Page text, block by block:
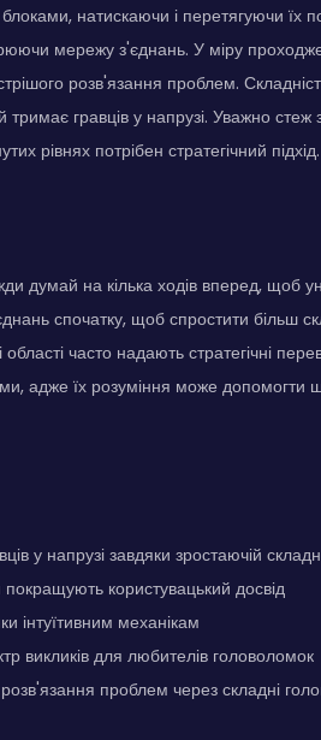
натискаючи і перетягуючи їх
мережу з'єднань. У міру
розв'язання проблем.
гравців у напрузі. Уважно стеж
рівнях потрібен стратегічний підхід.
думай на кілька ходів вперед, щоб
спочатку, щоб спростити більш
часто надають стратегічні
адже їх розуміння може допомогти
у напрузі завдяки зростаючій
покращують користувацький досвід
інтуїтивним механікам
викликів для любителів головоломок
проблем через складні